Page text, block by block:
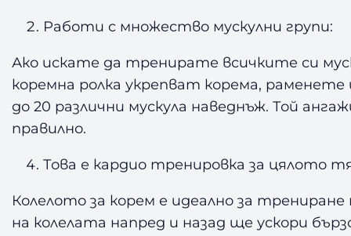
Работи с множество мускулни групи:
Ако искате да тренирате всичките си
коремна ролка укрепват корема,
до 20 различни мускула наведнъж. Той
правилно.
Това е кардио тренировка за цялото
Колелото за корем е идеално за
на колелата напред и назад ще ускори